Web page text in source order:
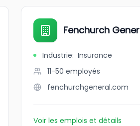
Fenchurch
Industrie: Insurance
11-50 employés
fenchurchgeneral.com
Voir les emplois et détails